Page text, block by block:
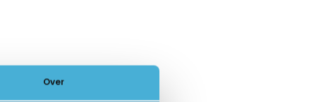
Over